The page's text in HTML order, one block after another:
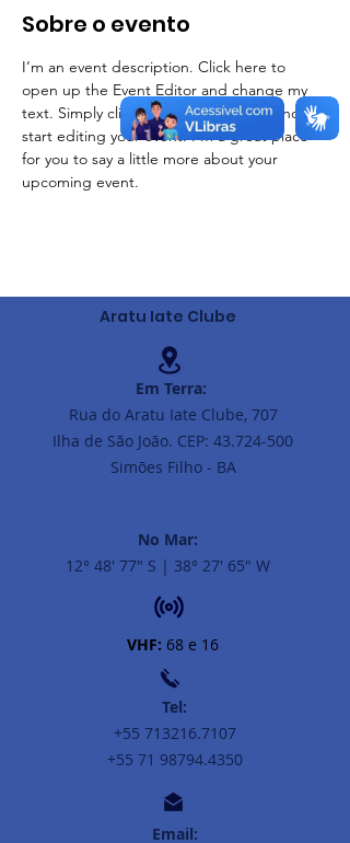
Sobre o evento
I’m an event description. Click here to
open up the Event Editor and change my
text. Simply click me, Manage Event and
start editing your event. I’m a great place
for you to say a little more about your
upcoming event.
Aratu Iate Clube
Em Terra:
Rua do Aratu Iate Clube, 707
Ilha de São João. CEP: 43.724-500
Simões Filho - BA
No Mar:
12° 48' 77" S | 38° 27' 65" W
VHF: 68 e 16
Tel:
+55 713216.7107
+55 71 98794.4350
Email: